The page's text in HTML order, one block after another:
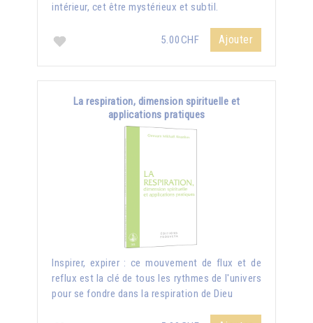
intérieur, cet être mystérieux et subtil.
5.00CHF Ajouter
La respiration, dimension spirituelle et
applications pratiques
Inspirer, expirer : ce mouvement de flux et de
reflux est la clé de tous les rythmes de l'univers
pour se fondre dans la respiration de Dieu